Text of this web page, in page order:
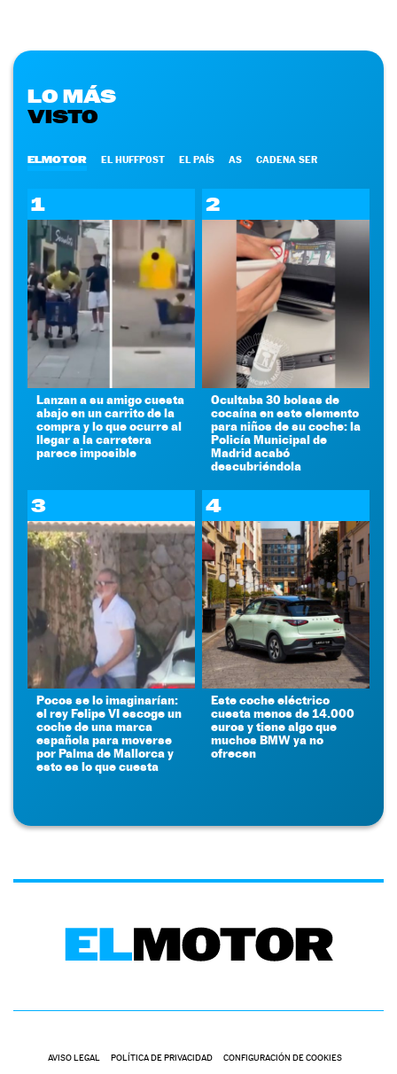
LO MÁS
VISTO
ELMOTOR EL HUFFPOST EL PAÍS AS CADENA SER
1
Lanzan a su amigo cuesta
abajo en un carrito de la
compra y lo que ocurre al
llegar a la carretera
parece imposible
2
Ocultaba 30 bolsas de
cocaína en este elemento
para niños de su coche: la
Policía Municipal de
Madrid acabó
descubriéndola
3
Pocos se lo imaginarían:
el rey Felipe VI escoge un
coche de una marca
española para moverse
por Palma de Mallorca y
esto es lo que cuesta
4
Este coche eléctrico
cuesta menos de 14.000
euros y tiene algo que
muchos BMW ya no
ofrecen
AVISO LEGAL POLÍTICA DE PRIVACIDAD CONFIGURACIÓN DE COOKIES